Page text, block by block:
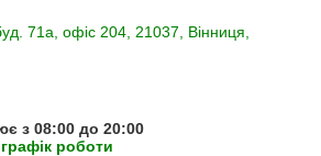
71а, офіс 204, 21037, Вінниця,
з 08:00 до 20:00
роботи